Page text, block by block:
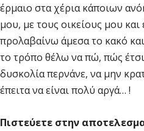
έρμαιο στα χέρια κάποιων
μου, με τους οικείους μου
προλαβαίνω άμεσα το κακό
το τρόπο θέλω να πώ, πώς
δυσκολία περνάνε, να μην
έπειτα να είναι πολύ αργά… !
Πιστεύετε στην